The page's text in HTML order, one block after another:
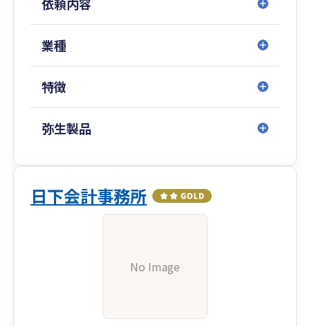
経費の分析を行い、利益の次につながる経営をサ
ポートいたします。
○ 資金繰りに関するアドバイス、資金調達支援
○ 資産活用・資産承継に関するアドバイス
相続税の試算を行い、個人の資産承継をスムーズ
に行えるよう、方法面・税金面からサポートいた
ニュアル化することで自計化をサポートいたしま
す。
業種
特徴
弥生製品
日下会計事務所
No Image